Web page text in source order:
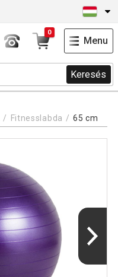
Keresés
0
Menu
Fitnesslabda 65 cm